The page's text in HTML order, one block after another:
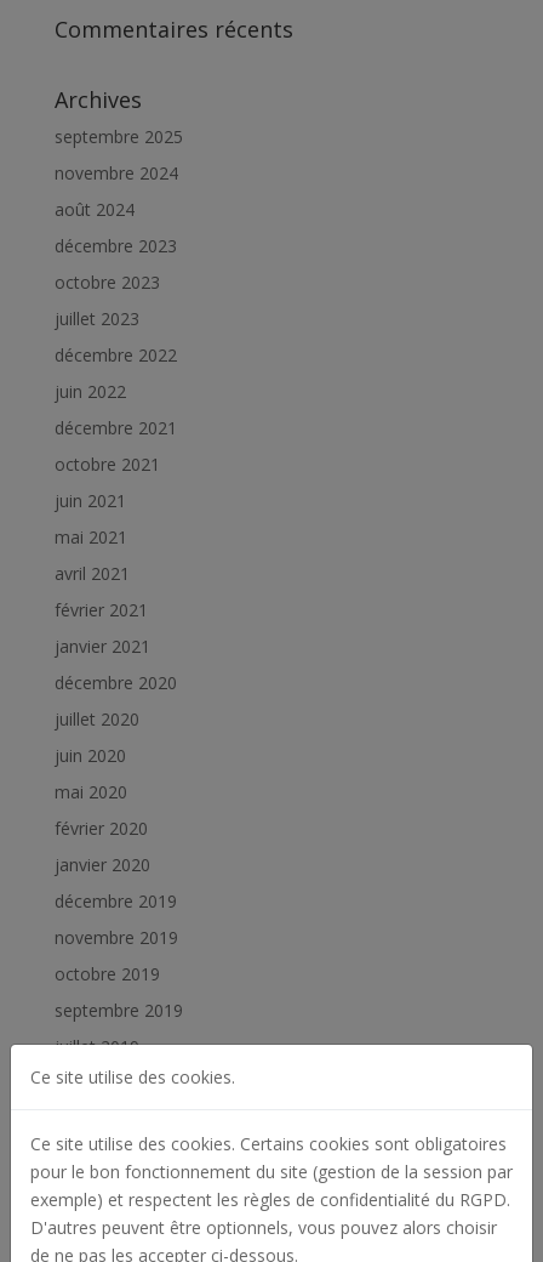
Commentaires récents
Archives
septembre 2025
novembre 2024
août 2024
décembre 2023
octobre 2023
juillet 2023
décembre 2022
juin 2022
décembre 2021
octobre 2021
juin 2021
mai 2021
avril 2021
février 2021
janvier 2021
décembre 2020
juillet 2020
juin 2020
mai 2020
février 2020
janvier 2020
décembre 2019
novembre 2019
octobre 2019
septembre 2019
juillet 2019
juin 2019
janvier 2019
Catégories
Actualités
Ce site utilise des cookies.
Ce site utilise des cookies. Certains cookies sont obligatoires
pour le bon fonctionnement du site (gestion de la session par
exemple) et respectent les règles de confidentialité du RGPD.
D'autres peuvent être optionnels, vous pouvez alors choisir
de ne pas les accepter ci-dessous.